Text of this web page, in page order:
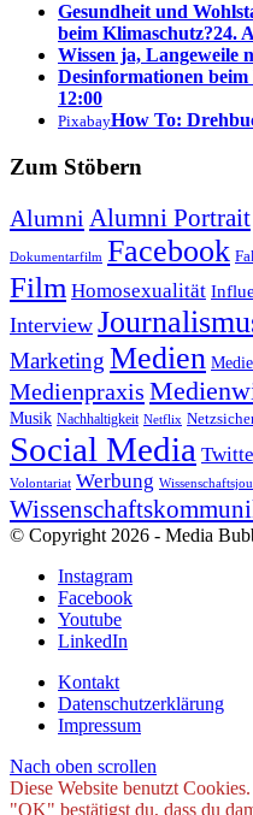
Gesundheit und
beim Klimaschutz?24.
Wissen ja, Langeweile
Desinformationen
12:00
PixabayHow To:
Zum Stöbern
Alumni Alumni Portrait
Dokumentarfilm Facebook
Film Homosexualität
Interview
Marketing Medien
Medienpraxis
Musik Nachhaltigkeit Netflix
Social Media
Volontariat Werbung
© Copyright 2026 - Media
Instagram
Facebook
Youtube
LinkedIn
Kontakt
Datenschutzerklärung
Impressum
Nach oben scrollen
Diese Website benutzt
"OK" bestätigst du, dass du